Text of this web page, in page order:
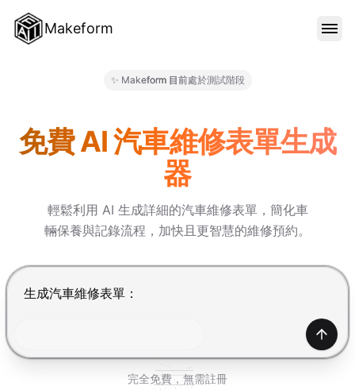
Makeform
價格
登入
免費試用
✨ Makeform 目前處於測試階段
免費 AI 汽車維修表單生成
器
輕鬆利用 AI 生成詳細的汽車維修表單，簡化車
輛保養與記錄流程，加快且更智慧的維修預約。
按 Enter 提交，Shift+Enter 換行
產生
完全免費，無需註冊